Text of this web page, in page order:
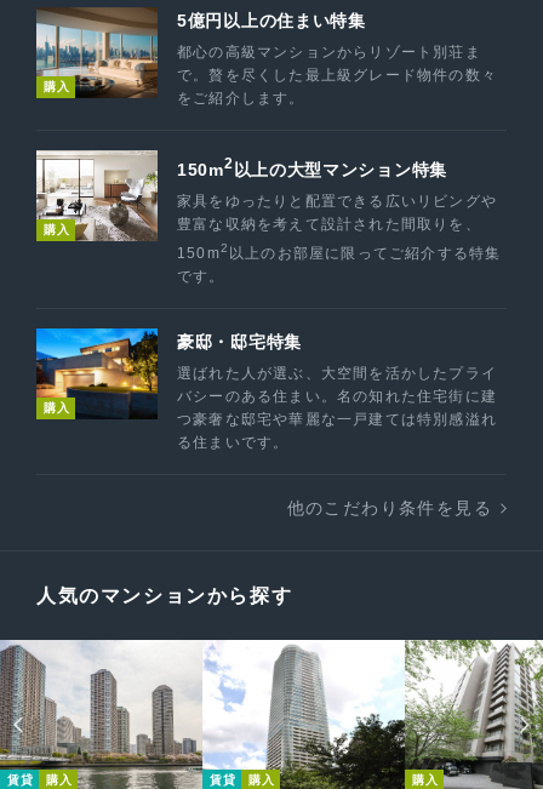
購入
5億円以上の住まい特集
都心の高級マンションからリゾート別荘ま
で。贅を尽くした最上級グレード物件の数々
をご紹介します。
購入
150m2 以上の大型マンション特集
家具をゆったりと配置できる広いリビングや
豊富な収納を考えて設計された間取りを、
150m2 以上のお部屋に限ってご紹介する特集
です。
購入
豪邸・邸宅特集
選ばれた人が選ぶ、大空間を活かしたプライ
バシーのある住まい。名の知れた住宅街に建
つ豪奢な邸宅や華麗な一戸建ては特別感溢れ
る住まいです。
他のこだわり条件を見る
人気のマンションから探す
賃貸 購入 賃貸 購入 購入